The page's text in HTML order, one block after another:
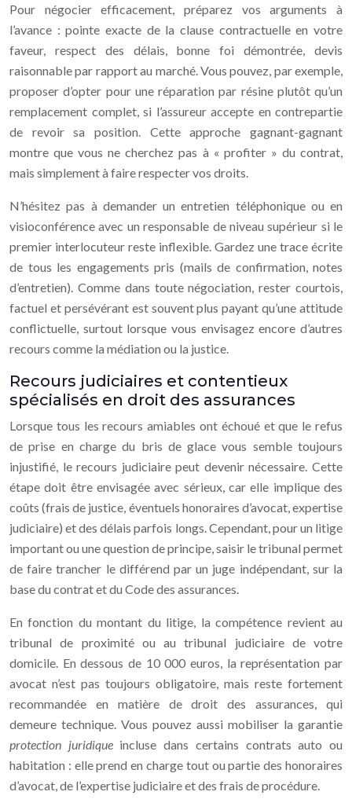
Pour négocier efficacement, préparez vos arguments à
l’avance : pointe exacte de la clause contractuelle en votre
faveur, respect des délais, bonne foi démontrée, devis
raisonnable par rapport au marché. Vous pouvez, par exemple,
proposer d’opter pour une réparation par résine plutôt qu’un
remplacement complet, si l’assureur accepte en contrepartie
de revoir sa position. Cette approche gagnant-gagnant
montre que vous ne cherchez pas à « profiter » du contrat,
mais simplement à faire respecter vos droits.
N’hésitez pas à demander un entretien téléphonique ou en
visioconférence avec un responsable de niveau supérieur si le
premier interlocuteur reste inflexible. Gardez une trace écrite
de tous les engagements pris (mails de confirmation, notes
d’entretien). Comme dans toute négociation, rester courtois,
factuel et persévérant est souvent plus payant qu’une attitude
conflictuelle, surtout lorsque vous envisagez encore d’autres
recours comme la médiation ou la justice.
Recours judiciaires et contentieux
spécialisés en droit des assurances
Lorsque tous les recours amiables ont échoué et que le refus
de prise en charge du bris de glace vous semble toujours
injustifié, le recours judiciaire peut devenir nécessaire. Cette
étape doit être envisagée avec sérieux, car elle implique des
coûts (frais de justice, éventuels honoraires d’avocat, expertise
judiciaire) et des délais parfois longs. Cependant, pour un litige
important ou une question de principe, saisir le tribunal permet
de faire trancher le différend par un juge indépendant, sur la
base du contrat et du Code des assurances.
En fonction du montant du litige, la compétence revient au
tribunal de proximité ou au tribunal judiciaire de votre
domicile. En dessous de 10 000 euros, la représentation par
avocat n’est pas toujours obligatoire, mais reste fortement
recommandée en matière de droit des assurances, qui
demeure technique. Vous pouvez aussi mobiliser la garantie
protection juridiqueincluse dans certains contrats auto ou
habitation : elle prend en charge tout ou partie des honoraires
d’avocat, de l’expertise judiciaire et des frais de procédure.